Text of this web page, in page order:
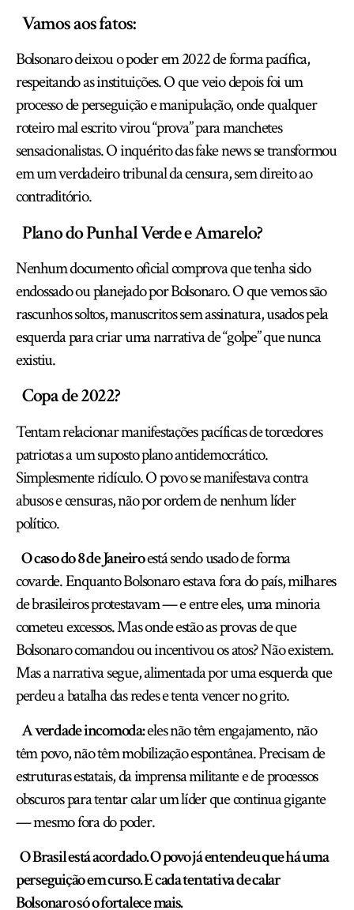
Vamos aos fatos:
Bolsonaro deixou o poder em 2022 de forma pacífica,
respeitando as instituições. O que veio depois foi um
processo de perseguição e manipulação, onde qualquer
roteiro mal escrito virou “prova” para manchetes
sensacionalistas. O inquérito das fake news se transformou
em um verdadeiro tribunal da censura, sem direito ao
contraditório.
Plano do Punhal Verde e Amarelo?
Nenhum documento oficial comprova que tenha sido
endossado ou planejado por Bolsonaro. O que vemos são
rascunhos soltos, manuscritos sem assinatura, usados pela
esquerda para criar uma narrativa de “golpe” que nunca
existiu.
Copa de 2022?
Tentam relacionar manifestações pacíficas de torcedores
patriotas a um suposto plano antidemocrático.
Simplesmente ridículo. O povo se manifestava contra
abusos e censuras, não por ordem de nenhum líder
político.
O caso do 8 de Janeiroestá sendo usado de forma
covarde. Enquanto Bolsonaro estava fora do país, milhares
de brasileiros protestavam — e entre eles, uma minoria
cometeu excessos. Mas onde estão as provas de que
Bolsonaro comandou ou incentivou os atos? Não existem.
Mas a narrativa segue, alimentada por uma esquerda que
perdeu a batalha das redes e tenta vencer no grito.
A verdade incomoda:eles não têm engajamento, não
têm povo, não têm mobilização espontânea. Precisam de
estruturas estatais, da imprensa militante e de processos
obscuros para tentar calar um líder que continua gigante
— mesmo fora do poder.
O Brasil está acordado. O povo já entendeu que há uma
perseguição em curso. E cada tentativa de calar
Bolsonaro só o fortalece mais.